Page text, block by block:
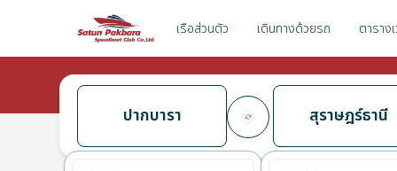
เรือส่วนตัว เดินทางด้วยรถ ตาราง
ปากบารา สุราษฎร์ธานี